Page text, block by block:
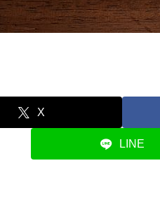
X
LINE